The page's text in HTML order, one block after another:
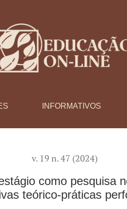
INFORMATIVOS
v. 19 n. 47 (2024)
como pesquisa
teórico-práticas